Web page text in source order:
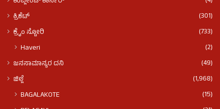
ಕ್ರಿಕೆಟ್
(301)
ಕ್ರೈಂ ಸ್ಟೋರಿ
(733)
Haveri (2)
ಜನಸಾಮಾನ್ಯರ ದನಿ
(49)
ಜಿಲ್ಲೆ
(1,968)
BAGALAKOTE
(15)